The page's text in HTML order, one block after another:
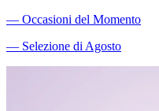
― Occasioni del Momento
― Selezione di Agosto